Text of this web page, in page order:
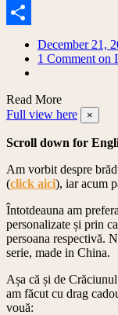
Email
December 21,
1 Comment on
Read More
Full view here
×
Scroll down for
Am vorbit despre
(click aici), iar acum
Întotdeauna am
personalizate și prin
persoana respectivă.
serie, made in China.
Așa că și de
am făcut cu drag
vouă: